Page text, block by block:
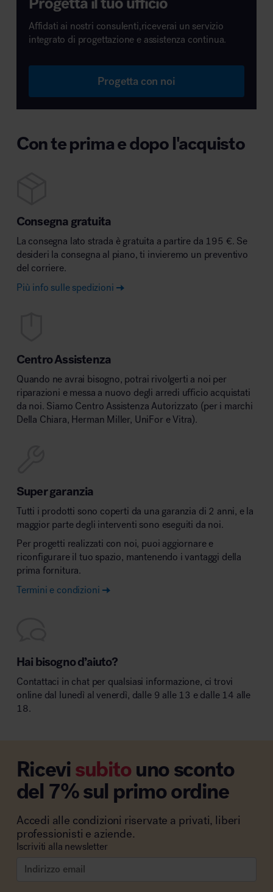
Affidati ai nostri consulenti,riceverai un servizio
integrato di progettazione e assistenza continua.
Progetta con noi
Con te prima e dopo l'acquisto
Consegna gratuita
La consegna lato strada è gratuita a partire da 195 €. Se
desideri la consegna al piano, ti invieremo un preventivo
del corriere.
Più info sulle spedizioni
Centro Assistenza
Quando ne avrai bisogno, potrai rivolgerti a noi per
riparazioni e messa a nuovo degli arredi ufficio acquistati
da noi. Siamo Centro Assistenza Autorizzato (per i marchi
Della Chiara, Herman Miller, UniFor e Vitra).
Super garanzia
Tutti i prodotti sono coperti da una garanzia di 2 anni, e la
maggior parte degli interventi sono eseguiti da noi.
Per progetti realizzati con noi, puoi aggiornare e
riconfigurare il tuo spazio, mantenendo i vantaggi della
prima fornitura.
Termini e condizioni
Hai bisogno d’aiuto?
Contattaci in chat per qualsiasi informazione, ci trovi
online dal lunedì al venerdì, dalle 9 alle 13 e dalle 14 alle
18.
Ricevisubitouno sconto
del 7% sul primo ordine
Accedi alle condizioni riservate a privati, liberi
professionisti e aziende.
Iscriviti alla newsletter